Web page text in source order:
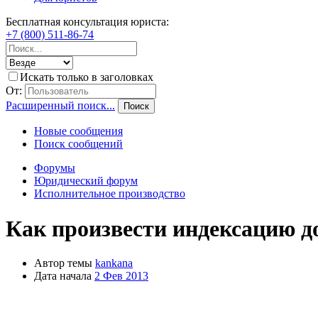
Бесплатная консультация юриста:
+7 (800) 511-86-74
Искать только в заголовках
От:
Расширенный поиск...
Поиск
Новые сообщения
Поиск сообщений
Форумы
Юридический форум
Исполнительное производство
Как произвести индексацию
Автор темы kankana
Дата начала 2 Фев 2013